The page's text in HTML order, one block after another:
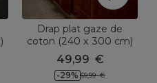
Drap plat gaze de
coton (240 x 300 cm)
Gaïa Terracotta
49,99 €
-29% 69,99 €